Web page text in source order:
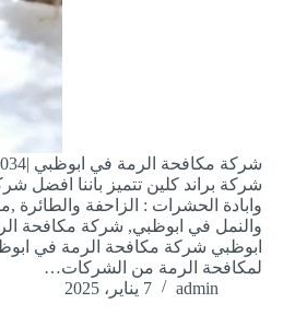
شركة براند كلين تتميز باننا افضل
وابادة الحشرات : الزاحفة والطائرة
والنمل في ابوظبي, شركة مكافحة
ابوظبي شركة مكافحة الرمة في
لمكافحة الرمة من الشركات…
admin
7 يناير، 2025